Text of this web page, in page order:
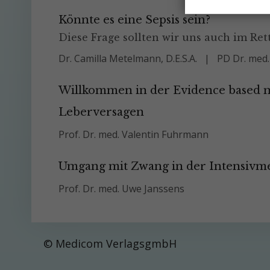
Könnte es eine Sepsis sein?
Diese Frage sollten wir uns auch im
Dr. Camilla Metelmann, D.E.S.A. PD Dr.
Willkommen in der Evidence based
Leberversagen
Prof. Dr. med. Valentin Fuhrmann
Umgang mit Zwang in der
Prof. Dr. med. Uwe Janssens
© Medicom VerlagsgmbH